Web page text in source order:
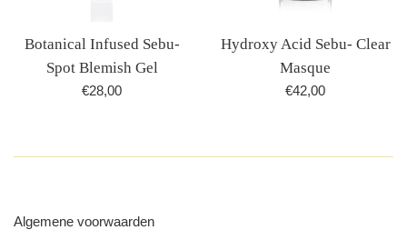
Botanical Infused Sebu-
Spot Blemish Gel
Normale
€28,00
Hydroxy Acid Sebu- Clear
Masque
Normale
€42,00
Algemene voorwaarden